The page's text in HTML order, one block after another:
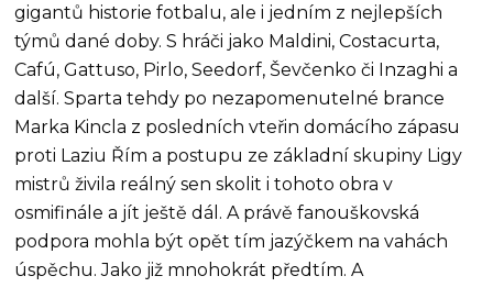
gigantů historie fotbalu, ale i jedním z nejlepších
týmů dané doby. S hráči jako Maldini, Costacurta,
Cafú, Gattuso, Pirlo, Seedorf, Ševčenko či Inzaghi a
další. Sparta tehdy po nezapomenutelné brance
Marka Kincla z posledních vteřin domácího zápasu
proti Laziu Řím a postupu ze základní skupiny Ligy
mistrů živila reálný sen skolit i tohoto obra v
osmifinále a jít ještě dál. A právě fanouškovská
podpora mohla být opět tím jazýčkem na vahách
úspěchu. Jako již mnohokrát předtím. A